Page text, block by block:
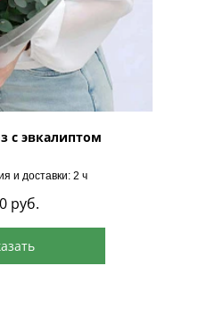
с эвкалиптом
и доставки: 2 ч
руб.